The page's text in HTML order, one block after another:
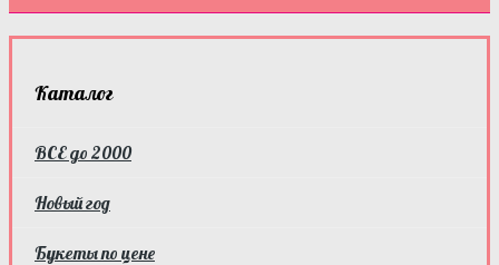
Каталог
ВСЕ до 2000
Новый год
Букеты по цене